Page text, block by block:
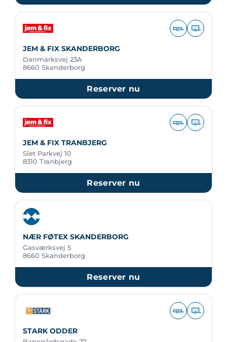
JEM & FIX SKANDERBORG
Danmarksvej 23A
8660 Skanderborg
Reserver nu
JEM & FIX TRANBJERG
Slet Parkvej 10
8310 Tranbjerg
Reserver nu
NÆR FØTEX SKANDERBORG
Gasværksvej 5
8660 Skanderborg
Reserver nu
STARK ODDER